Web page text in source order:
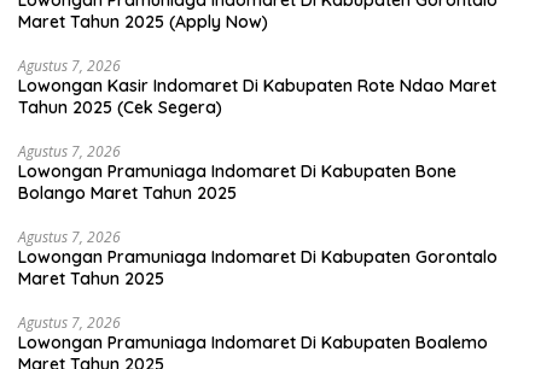
Maret Tahun 2025 (Apply Now)
Agustus 7, 2026
Lowongan Kasir Indomaret Di Kabupaten Rote Ndao Maret
Tahun 2025 (Cek Segera)
Agustus 7, 2026
Lowongan Pramuniaga Indomaret Di Kabupaten Bone
Bolango Maret Tahun 2025
Agustus 7, 2026
Lowongan Pramuniaga Indomaret Di Kabupaten Gorontalo
Maret Tahun 2025
Agustus 7, 2026
Lowongan Pramuniaga Indomaret Di Kabupaten Boalemo
Maret Tahun 2025